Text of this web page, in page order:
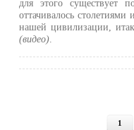
для этого существует
оттачивалось
нашей цивилизации,
(видео)
1